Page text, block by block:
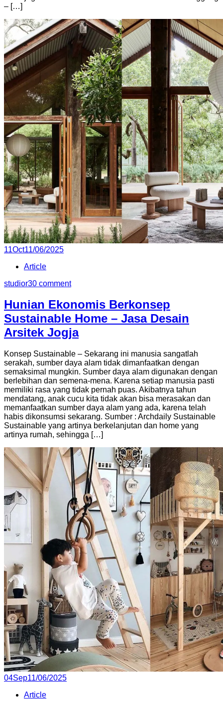
– […]
Posted
11Oct11/06/2025
Article
studior30 comment
Hunian Ekonomis Berkonsep
Sustainable Home – Jasa Desain
Arsitek Jogja
Konsep Sustainable – Sekarang ini manusia sangatlah
serakah, sumber daya alam tidak dimanfaatkan dengan
semaksimal mungkin. Sumber daya alam digunakan dengan
berlebihan dan semena-mena. Karena setiap manusia pasti
memiliki rasa yang tidak pernah puas. Akibatnya tahun
mendatang, anak cucu kita tidak akan bisa merasakan dan
memanfaatkan sumber daya alam yang ada, karena telah
habis dikonsumsi sekarang. Sumber : Archdaily Sustainable
Sustainable yang artinya berkelanjutan dan home yang
artinya rumah, sehingga […]
Posted
04Sep11/06/2025
Article